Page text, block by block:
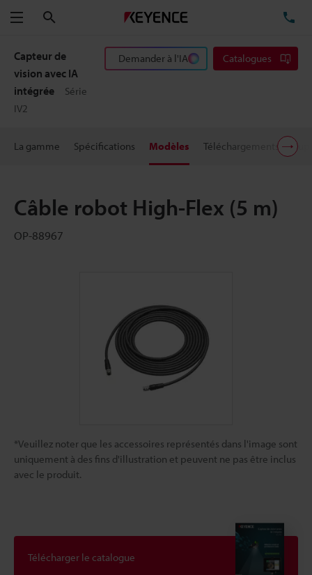
Menu
Capteur de
vision avec IA
intégrée
Série
IV2
Demander à l'IA Catalogues
La gamme Spécifications Modèles Téléchargements
Câble robot High-Flex (5 m)
OP-88967
*Veuillez noter que les accessoires représentés dans l'image sont
uniquement à des fins d'illustration et peuvent ne pas être inclus
avec le produit.
Télécharger le catalogue